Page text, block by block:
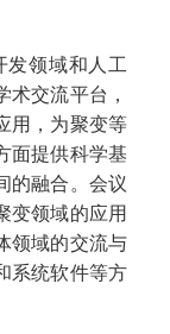
领域和人工
交流平台，
用，为聚变等
面提供科学基
的融合。会议
变领域的应用
领域的交流与
系统软件等方